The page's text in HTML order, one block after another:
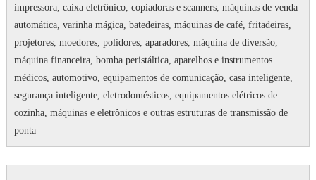
impressora, caixa eletrônico, copiadoras e scanners, máquinas de venda
automática, varinha mágica, batedeiras, máquinas de café, fritadeiras,
projetores, moedores, polidores, aparadores, máquina de diversão,
máquina financeira, bomba peristáltica, aparelhos e instrumentos
médicos, automotivo, equipamentos de comunicação, casa inteligente,
segurança inteligente, eletrodomésticos, equipamentos elétricos de
cozinha, máquinas e eletrônicos e outras estruturas de transmissão de
ponta